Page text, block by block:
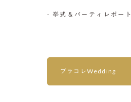
- 挙式＆パーティレポート
プラコレWedding